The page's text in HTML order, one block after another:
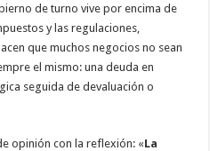
de turno vive por encima de
y las regulaciones,
que muchos negocios no sean
el mismo: una deuda en
seguida de devaluación o
opinión con la reflexión: «La